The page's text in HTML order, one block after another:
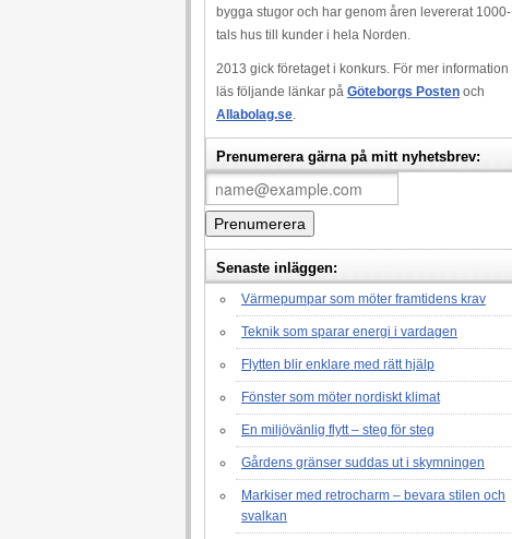
bygga stugor och har genom åren levererat 1000-
tals hus till kunder i hela Norden.
2013 gick företaget i konkurs. För mer information
läs följande länkar på Göteborgs Posten och
Allabolag.se
Prenumerera gärna på mitt nyhetsbrev:
Senaste inläggen:
Värmepumpar som möter framtidens krav
Teknik som sparar energi i vardagen
Flytten blir enklare med rätt hjälp
Fönster som möter nordiskt klimat
En miljövänlig flytt – steg för steg
Gårdens gränser suddas ut i skymningen
Markiser med retrocharm – bevara stilen och
svalkan